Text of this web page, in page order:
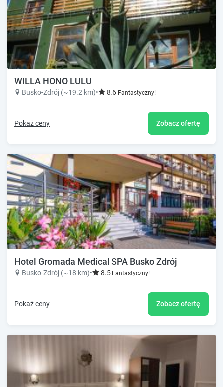
WILLA HONO LULU
Busko-Zdrój (~19.2 km)• 8.6 Fantastyczny!
Pokaż ceny Zobacz ofertę
Hotel Gromada Medical SPA Busko Zdrój
Busko-Zdrój (~18 km)• 8.5 Fantastyczny!
Pokaż ceny Zobacz ofertę